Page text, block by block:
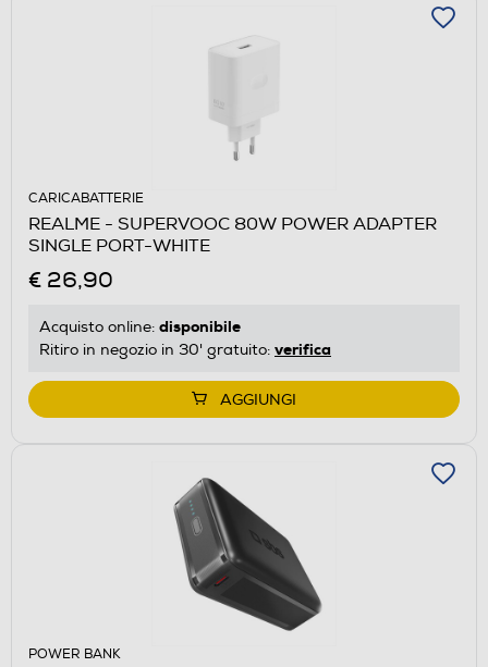
CARICABATTERIE
REALME - SUPERVOOC 80W POWER ADAPTER
SINGLE PORT-WHITE
€ 26,90
Acquisto online: disponibile
Ritiro in negozio in 30' gratuito: verifica
AGGIUNGI
POWER BANK